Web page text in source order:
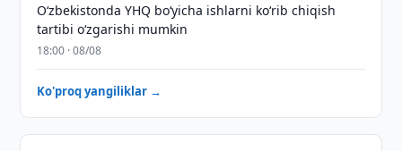
O‘zbekistonda YHQ bo‘yicha ishlarni ko‘rib chiqish
tartibi o‘zgarishi mumkin
18:00 · 08/08
Ko'proq yangiliklar →